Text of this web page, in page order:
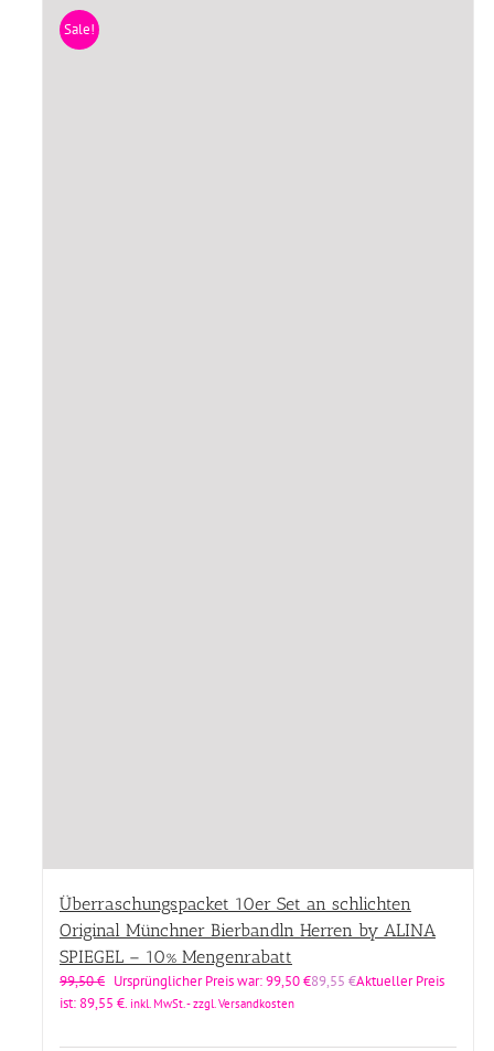
Sale!
Überraschungspacket 10er Set an schlichten
Original Münchner Bierbandln Herren by ALINA
SPIEGEL – 10% Mengenrabatt
99,50€ Ursprünglicher Preis war: 99,50 €89,55 €Aktueller Preis
ist: 89,55 €. inkl. MwSt. - zzgl. Versandkosten